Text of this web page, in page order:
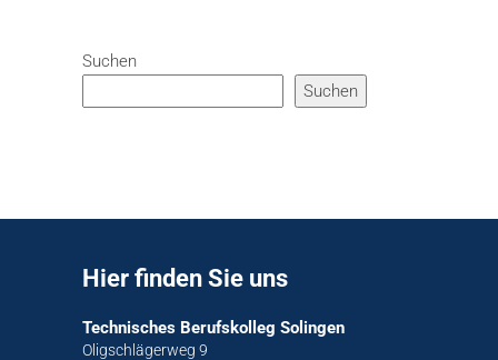
Suchen
Suchen
Hier finden Sie uns
Technisches Berufskolleg Solingen
Oligschlägerweg 9